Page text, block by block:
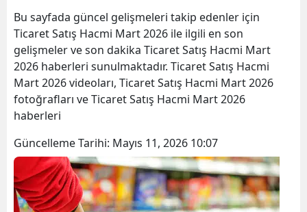
Aydın
Balıkesir
Bitlis
Bolu
Bu sayfada güncel gelişmeleri takip edenler için
Ticaret Satış Hacmi Mart 2026 ile ilgili en son
gelişmeler ve son dakika Ticaret Satış Hacmi Mart
2026 haberleri sunulmaktadır. Ticaret Satış Hacmi
Mart 2026 videoları, Ticaret Satış Hacmi Mart 2026
fotoğrafları ve Ticaret Satış Hacmi Mart 2026
haberleri
Güncelleme Tarihi: Mayıs 11, 2026 10:07